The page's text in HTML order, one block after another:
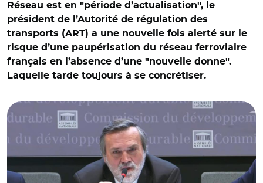
Réseau est en "période d’actualisation", le
président de l’Autorité de régulation des
transports (ART) a une nouvelle fois alerté sur le
risque d’une paupérisation du réseau ferroviaire
français en l’absence d’une "nouvelle donne".
Laquelle tarde toujours à se concrétiser.
© Capture vidéo Assemblée nationale/ Thierry Guimbaud,